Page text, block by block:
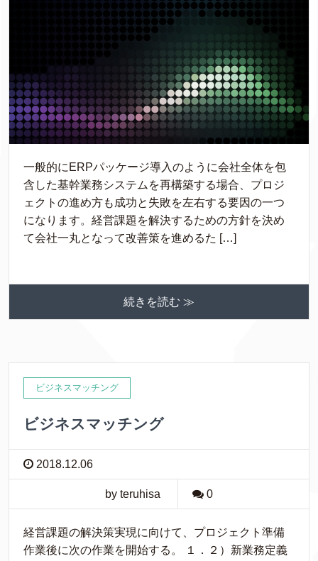
一般的にERPパッケージ導入のように会社全体を包
含した基幹業務システムを再構築する場合、プロジ
ェクトの進め方も成功と失敗を左右する要因の一つ
になります。経営課題を解決するための方針を決め
て会社一丸となって改善策を進めるた […]
続きを読む ≫
ビジネスマッチング
ビジネスマッチング
2018.12.06
by teruhisa 0
経営課題の解決策実現に向けて、プロジェクト準備
作業後に次の作業を開始する。 １．２）新業務定義